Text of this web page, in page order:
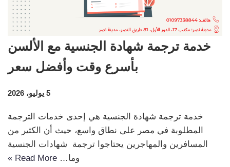
خدمة ترجمة شهادة الجنسية مع الألسن
بأسرع وقت وأفضل سعر
5 يوليو، 2026
خدمة ترجمة شهادة الجنسية هي إحدى خدمات الترجمة
المطلوبة في مصر على نطاق واسع، حيث أن الكثير من
المسافرين والمهاجرين يحتاجوا ترجمة شهادات الجنسية
وما… Read More »